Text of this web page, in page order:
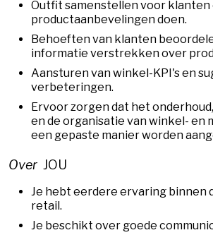
Outfit samenstellen voor klanten
productaanbevelingen doen.
Behoeften van klanten
informatie verstrekken over
Aansturen van winkel-KPI's en
verbeteringen.
Ervoor zorgen dat het
en de organisatie van winkel- en
een gepaste manier worden
Over JOU
Je hebt eerdere ervaring binnen
retail.
Je beschikt over goede